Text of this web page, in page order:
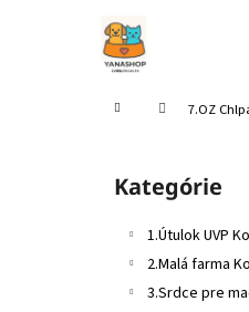
Domov 7.OZ
Preskočiť
kategórie
Kategórie
1.Útulok UVP
2.Malá farma
3.Srdce pre
Späť
Späť